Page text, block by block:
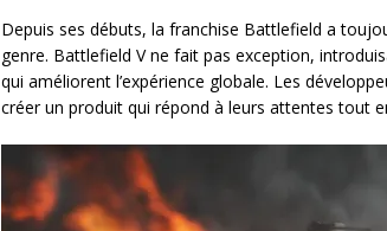
Depuis ses débuts, la franchise Battlefield a
genre. Battlefield V ne fait pas exception,
qui améliorent l’expérience globale. Les
créer un produit qui répond à leurs attentes tout